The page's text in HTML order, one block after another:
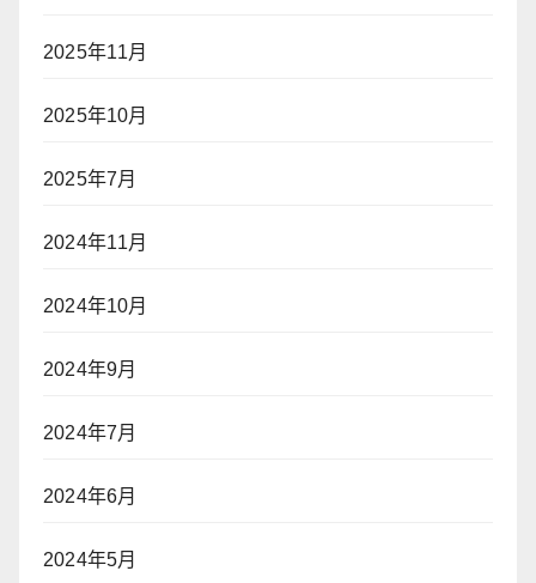
2025年11月
2025年10月
2025年7月
2024年11月
2024年10月
2024年9月
2024年7月
2024年6月
2024年5月